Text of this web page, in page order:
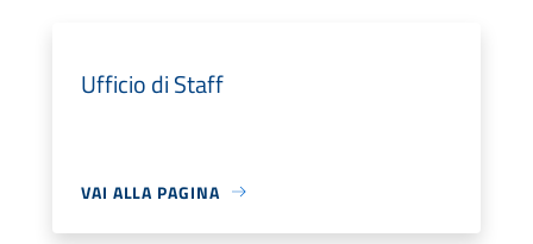
Ufficio di Staff
VAI ALLA PAGINA